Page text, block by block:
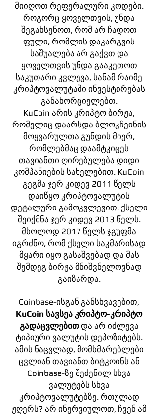
მიიღოთ რეფერალური კოდები.
როგორც ყოველთვის, უნდა
შეგახსენოთ, რომ არ ჩადოთ
ფული, რომლის დაკარგვის
საშუალება არ გაქვთ და
ყოველთვის უნდა გააკეთოთ
საკუთარი კვლევა, სანამ რაიმე
კრიპტოვალუტაში ინვესტირებას
განახორციელებთ.
KuCoin არის კრიპტო ბირჟა,
რომელიც დაარსდა ბლოკჩეინის
მოყვარულთა გუნდის მიერ,
რომლებმაც დაამტკიცეს
თავიანთი ღირებულება დიდი
კომპანიების სახელებით. KuCoin
გეგმა ჯერ კიდევ 2011 წელს
დაიწყო კრიპტოვალუტის
დეტალური გამოკვლევით. ქსელი
შეიქმნა ჯერ კიდევ 2013 წელს.
მხოლოდ 2017 წელს ჯგუფმა
იგრძნო, რომ ქსელი საკმარისად
მყარი იყო გასაშვებად და მას
შემდეგ ბირჟა მნიშვნელოვნად
გაიზარდა.
Coinbase-ისგან განსხვავებით,
KuCoin სავსეა კრიპტო-კრიპტო
გადაცვლებითდა არ იძლევა
ტიპიური ვალუტის დეპოზიტებს.
ამის ნაცვლად, მომხმარებლები
ცვლიან თავიანთ ბიტკოინს ან
Coinbase-ზე შეძენილ სხვა
ვალუტებს სხვა
კრიპტოვალუტებზე. რთულად
ჟღერს? არ ინერვიულოთ, ჩვენ ამ